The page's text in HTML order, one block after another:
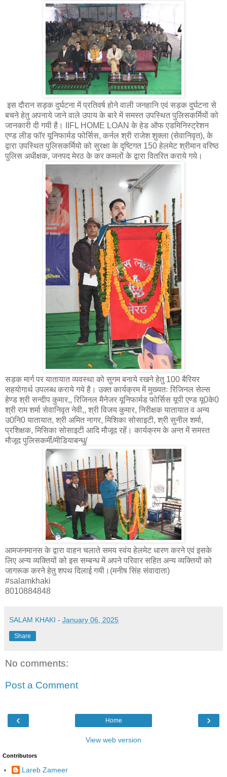
इस दौरान सड़क दुर्घटना में प्रतिवर्ष होने वाली जनहानि एवं सड़क दुर्घटना से
बचने हेतु अपनाये जाने वाले उपाय के बारे में समस्त उपस्थित पुलिसकर्मियों को
जानकारी दी गयी है। IIFL HOME LOAN के हेड ऑफ एडमिनिस्ट्रेशन
एण्ड लीड फॉर यूनिफार्मड फोर्सिस, कर्नल श्री राजेश शुक्ला (सेवानिवृत), के
द्वारा उपस्थित पुलिसकर्मियो को सुरक्षा के दृष्टिगत 150 हेलमेट श्रीमान वरिष्ठ
पुलिस अधीक्षक, जनपद मेरठ के कर कमलों के द्वारा वितरित कराये गये।
सड़क मार्ग पर यातायात व्यवस्था को सुगम बनाये रखने हेतु 100 बैरियर
सहयोगार्थ उपलब्ध कराये गये है। उक्त कार्यक्रम में मुख्यतः रिजिनल सेल्स
हेण्ड श्री सन्दीप कुमार,, रिजिनल मैनेजर यूनिफार्मड फोर्सिस यूपी एण्ड यू0के0
श्री राम शर्मा सेवानिवृत नेवी,, श्री विजय कुमार, निरीक्षक यातायात व अन्य
उ0नि0 यातायात, श्री अमित नागर, मिशिका सोसाइटी, श्री सुनील शर्मा,
प्रशिक्षक, मिसिका सोसाइटी आदि मौजूद रहें। कार्यक्रम के अन्त में समस्त
मौजूद पुलिसकर्मी/मीडियाबन्धु/
आमजनमानस के द्वारा वाहन चलाते समय स्वंय हेलमेट धारण करने एवं इसके
लिए अन्य व्यक्तियों को इस सम्बन्ध में अपने परिवार सहित अन्य व्यक्तियों को
जागरूक करने हेतु शपथ दिलाई गयी।(मनीष सिंह संवादाता)
#salamkhaki
8010884848
SALAM KHAKI - January 06, 2025
Share
No comments:
Post a Comment
‹ ›
Home
View web version
Contributors
Lareb Zameer